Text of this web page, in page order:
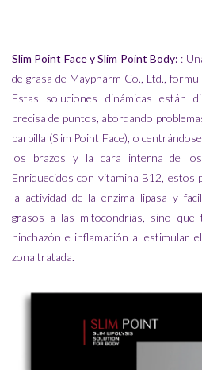
Slim Point FaceySlim Point Body: :
de grasa de Maypharm Co., Ltd.,
Estas soluciones dinámicas están
precisa de puntos, abordando
barbilla (Slim Point Face), o
los brazos y la cara interna de
Enriquecidos con vitamina B12, estos
la actividad de la enzima lipasa y
grasos a las mitocondrias, sino que
hinchazón e inflamación al estimular
zona tratada.